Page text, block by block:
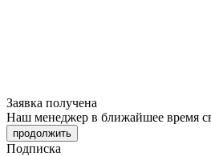
Заявка получена
Наш менеджер в ближайшее время
продолжить
Подписка